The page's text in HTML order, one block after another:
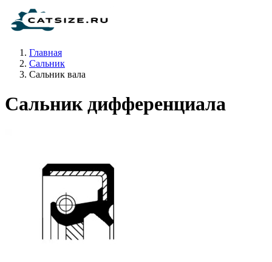
Главная
Сальник
Сальник вала
Сальник дифференциала